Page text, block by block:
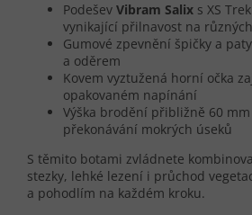
Podešev Vibram Salix s XS
vynikající přilnavost na
Gumové zpevnění špičky a
a oděrem
Kovem vyztužená horní očka
opakovaném napínání
Výška brodění přibližně 60
překonávání mokrých úseků
S těmito botami zvládnete
stezky, lehké lezení i průchod
a pohodlím na každém kroku.